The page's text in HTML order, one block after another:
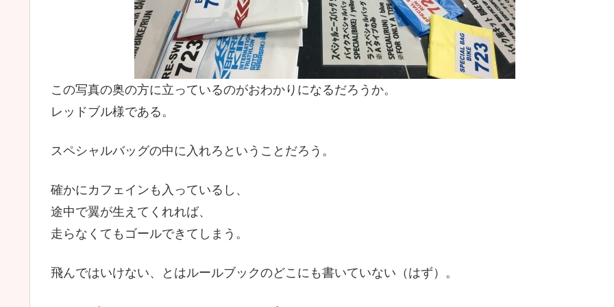
この写真の奥の方に立っているのがおわかりになるだろうか。
レッドブル様である。
スペシャルバッグの中に入れろということだろう。
確かにカフェインも入っているし、
途中で翼が生えてくれれば、
走らなくてもゴールできてしまう。
飛んではいけない、とはルールブックのどこにも書いていない（はず）。